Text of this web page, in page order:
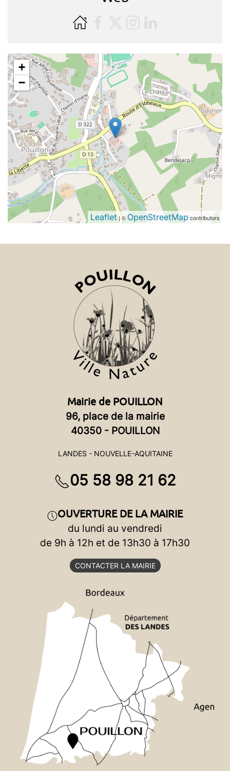
+
−
Leaflet| © OpenStreetMap contributors
Mairie de POUILLON
96, place de la mairie
40350 - POUILLON
LANDES - NOUVELLE-AQUITAINE
05 58 98 21 62
OUVERTURE DE LA MAIRIE
du lundi au vendredi
de 9h à 12h et de 13h30 à 17h30
CONTACTER LA MAIRIE